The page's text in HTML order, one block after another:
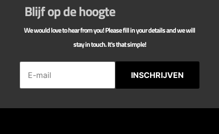
Blijf op de hoogte
We would love to hear from you! Please fill in your details and we will
stay in touch. It's that simple!
INSCHRIJVEN